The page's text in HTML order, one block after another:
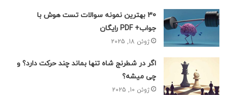
30 بهترین نمونه سوالات تست هوش با
جواب+ PDF رایگان
ژوئن 18, 2025
اگر در شطرنج شاه تنها بماند چند حرکت دارد؟ و
چی میشه؟
ژوئن 10, 2025